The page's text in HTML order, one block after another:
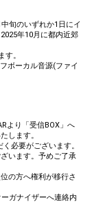
旬のいずれか1日にイ
年10月に都内近郊
。
ボーカル音源(ファイ
より「受信BOX」へ
します。
必要がございます。
います。予めご了承
の方へ権利が移行さ
ガナイザーへ連絡内